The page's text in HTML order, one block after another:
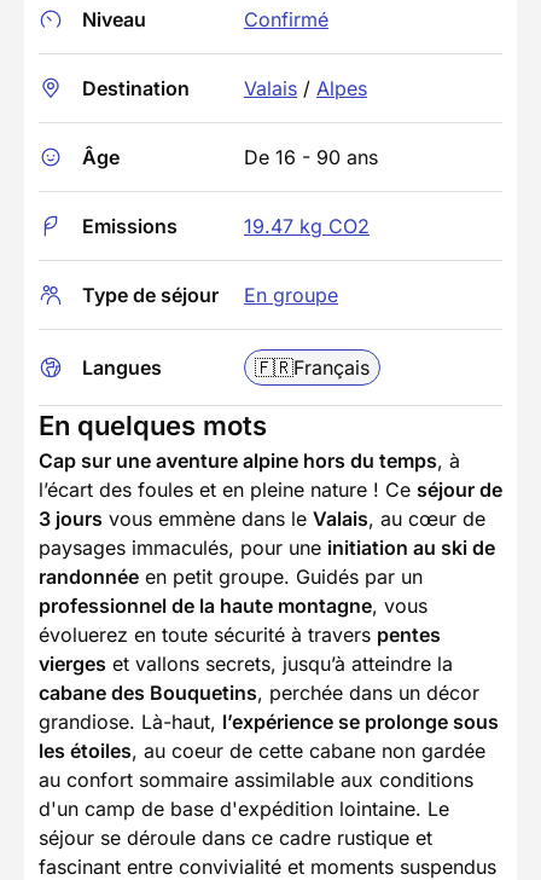
Niveau Confirmé
Destination Valais / Alpes
Âge De 16 - 90 ans
Emissions 19.47 kg CO2
Type de séjour En groupe
Langues 🇫🇷Français
En quelques mots
Cap sur une aventure alpine hors du temps, à
l’écart des foules et en pleine nature ! Ce séjour de
3 jours vous emmène dans le Valais, au cœur de
paysages immaculés, pour une initiation au ski de
randonnée en petit groupe. Guidés par un
professionnel de la haute montagne, vous
évoluerez en toute sécurité à travers pentes
vierges et vallons secrets, jusqu’à atteindre la
cabane des Bouquetins, perchée dans un décor
grandiose. Là-haut, l’expérience se prolonge sous
les étoiles, au coeur de cette cabane non gardée
au confort sommaire assimilable aux conditions
d'un camp de base d'expédition lointaine. Le
séjour se déroule dans ce cadre rustique et
fascinant entre convivialité et moments suspendus